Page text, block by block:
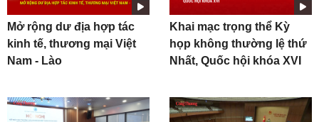
Mở rộng dư địa hợp tác
kinh tế, thương mại Việt
Nam - Lào
Khai mạc trọng thể Kỳ
họp không thường lệ thứ
Nhất, Quốc hội khóa XVI